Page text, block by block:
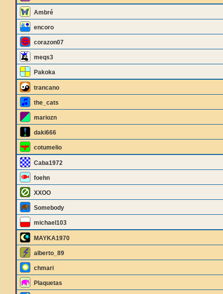
Ambré
encoro
corazon07
meqs3
Pakoka
trancano
the_cats
mariozn
daki666
cotumelio
Caba1972
foehn
XXOO
Somebody
michael103
MAYKA1970
alberto_89
chmari
Plaquetas